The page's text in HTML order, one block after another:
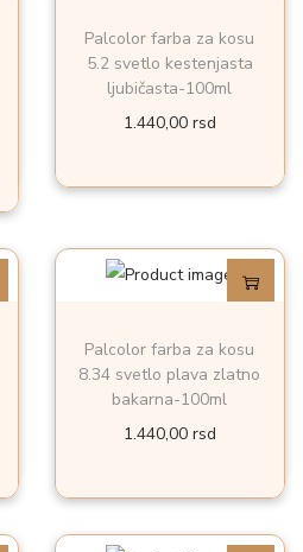
Palcolor farba za kosu
5.2 svetlo kestenjasta
ljubičasta-100ml
1.440,00 rsd
Palcolor farba za kosu
8.34 svetlo plava zlatno
bakarna-100ml
1.440,00 rsd